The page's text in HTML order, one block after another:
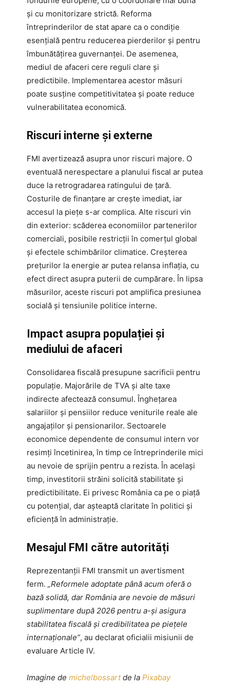
și cu monitorizare strictă. Reforma
întreprinderilor de stat apare ca o condiție
esențială pentru reducerea pierderilor și pentru
îmbunătățirea guvernanței. De asemenea,
mediul de afaceri cere reguli clare și
predictibile. Implementarea acestor măsuri
poate susține competitivitatea și poate reduce
vulnerabilitatea economică.
Riscuri interne și externe
FMI avertizează asupra unor riscuri majore. O
eventuală nerespectare a planului fiscal ar putea
duce la retrogradarea ratingului de țară.
Costurile de finanțare ar crește imediat, iar
accesul la piețe s-ar complica. Alte riscuri vin
din exterior: scăderea economiilor partenerilor
comerciali, posibile restricții în comerțul global
și efectele schimbărilor climatice. Creșterea
prețurilor la energie ar putea relansa inflația, cu
efect direct asupra puterii de cumpărare. În lipsa
măsurilor, aceste riscuri pot amplifica presiunea
socială și tensiunile politice interne.
Impact asupra populației și
mediului de afaceri
Consolidarea fiscală presupune sacrificii pentru
populație. Majorările de TVA și alte taxe
indirecte afectează consumul. Înghețarea
salariilor și pensiilor reduce veniturile reale ale
angajaților și pensionarilor. Sectoarele
economice dependente de consumul intern vor
resimți încetinirea, în timp ce întreprinderile mici
au nevoie de sprijin pentru a rezista. În același
timp, investitorii străini solicită stabilitate și
predictibilitate. Ei privesc România ca pe o piață
cu potențial, dar așteaptă claritate în politici și
eficiență în administrație.
Mesajul FMI către autorități
Reprezentanții FMI transmit un avertisment
ferm. „Reformele adoptate până acum oferă o
bază solidă, dar România are nevoie de măsuri
suplimentare după 2026 pentru a-și asigura
stabilitatea fiscală și credibilitatea pe piețele
internaționale”, au declarat oficialii misiunii de
evaluare Article IV.
Imagine de michelbossartde la Pixabay